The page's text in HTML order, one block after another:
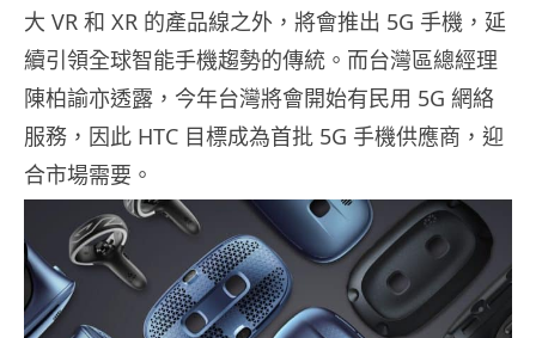
大 VR 和 XR 的產品線之外，將會推出 5G 手機，延
續引領全球智能手機趨勢的傳統。而台灣區總經理
陳柏諭亦透露，今年台灣將會開始有民用 5G 網絡
服務，因此 HTC 目標成為首批 5G 手機供應商，迎
合市場需要。